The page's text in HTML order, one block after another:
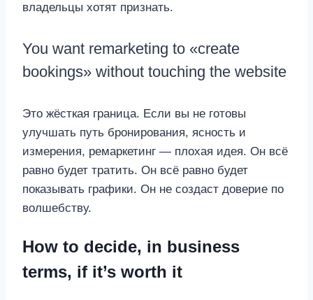
владельцы хотят признать.
You want remarketing to «create
bookings» without touching the website
Это жёсткая граница. Если вы не готовы
улучшать путь бронирования, ясность и
измерения, ремаркетинг — плохая идея. Он всё
равно будет тратить. Он всё равно будет
показывать графики. Он не создаст доверие по
волшебству.
How to decide, in business
terms, if it’s worth it